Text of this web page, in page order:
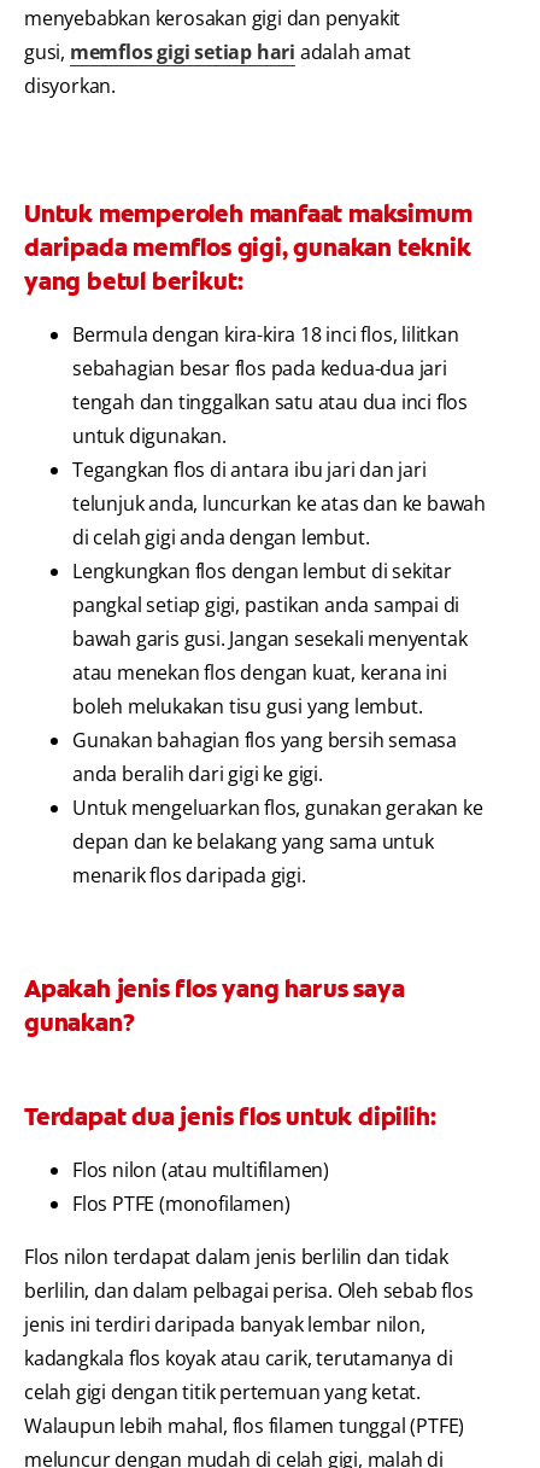
menyebabkan kerosakan gigi dan penyakit
gusi, memflos gigi setiap hari adalah amat
disyorkan.
Untuk memperoleh manfaat maksimum
daripada memflos gigi, gunakan teknik
yang betul berikut:
Bermula dengan kira-kira 18 inci flos, lilitkan
sebahagian besar flos pada kedua-dua jari
tengah dan tinggalkan satu atau dua inci flos
untuk digunakan.
Tegangkan flos di antara ibu jari dan jari
telunjuk anda, luncurkan ke atas dan ke bawah
di celah gigi anda dengan lembut.
Lengkungkan flos dengan lembut di sekitar
pangkal setiap gigi, pastikan anda sampai di
bawah garis gusi. Jangan sesekali menyentak
atau menekan flos dengan kuat, kerana ini
boleh melukakan tisu gusi yang lembut.
Gunakan bahagian flos yang bersih semasa
anda beralih dari gigi ke gigi.
Untuk mengeluarkan flos, gunakan gerakan ke
depan dan ke belakang yang sama untuk
menarik flos daripada gigi.
Apakah jenis flos yang harus saya
gunakan?
Terdapat dua jenis flos untuk dipilih:
Flos nilon (atau multifilamen)
Flos PTFE (monofilamen)
Flos nilon terdapat dalam jenis berlilin dan tidak
berlilin, dan dalam pelbagai perisa. Oleh sebab flos
jenis ini terdiri daripada banyak lembar nilon,
kadangkala flos koyak atau carik, terutamanya di
celah gigi dengan titik pertemuan yang ketat.
Walaupun lebih mahal, flos filamen tunggal (PTFE)
meluncur dengan mudah di celah gigi, malah di